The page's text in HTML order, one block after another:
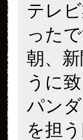
テレ
った
朝、
うに
パンダ
を担